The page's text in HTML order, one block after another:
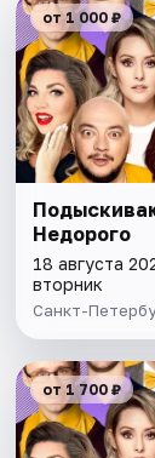
от 1 000 ₽
Недорого
18 августа
вторник
Санкт-
от 1 700 ₽